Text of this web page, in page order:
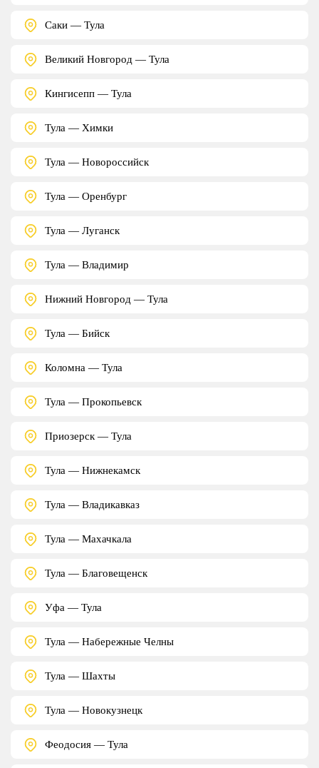
Саки — Тула
Великий Новгород — Тула
Кингисепп — Тула
Тула — Химки
Тула — Новороссийск
Тула — Оренбург
Тула — Луганск
Тула — Владимир
Нижний Новгород — Тула
Тула — Бийск
Коломна — Тула
Тула — Прокопьевск
Приозерск — Тула
Тула — Нижнекамск
Тула — Владикавказ
Тула — Махачкала
Тула — Благовещенск
Уфа — Тула
Тула — Набережные Челны
Тула — Шахты
Тула — Новокузнецк
Феодосия — Тула